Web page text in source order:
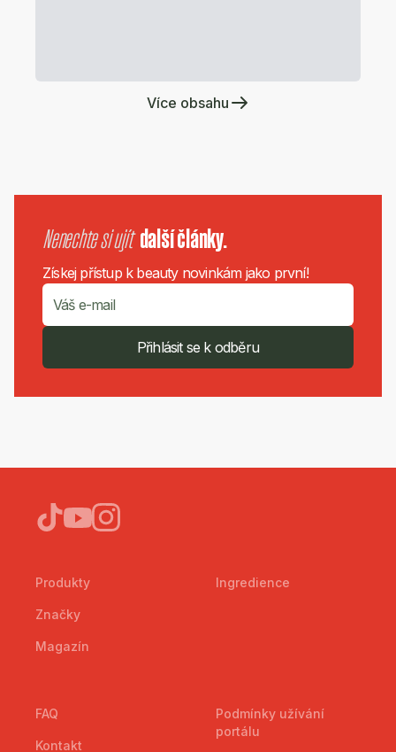
Více obsahu
Nenechte si ujít další články.
Získej přístup k beauty novinkám jako první!
Přihlásit se k odběru
Produkty
Značky
Magazín
Ingredience
FAQ
Kontakt
Podmínky užívání
portálu